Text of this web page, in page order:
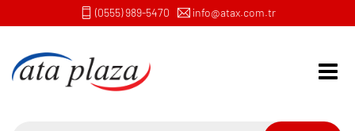
(0555) 989-5470 info@atax.com.tr